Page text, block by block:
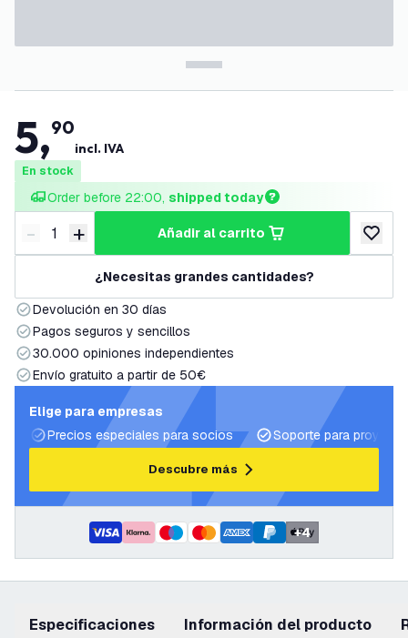
5,90
incl. IVA
En stock
Order before 22:00, shipped today
Disminuir cantidad
- Aumentar cantidad
+ añadir al carrito
añadir
¿Necesitas grandes cantidades?
Devolución en 30 días
Pagos seguros y sencillos
30.000 opiniones independientes
Envío gratuito a partir de 50€
Elige para empresas
Precios especiales para socios
Soporte para
Descubre más
+4
Especificaciones información del producto